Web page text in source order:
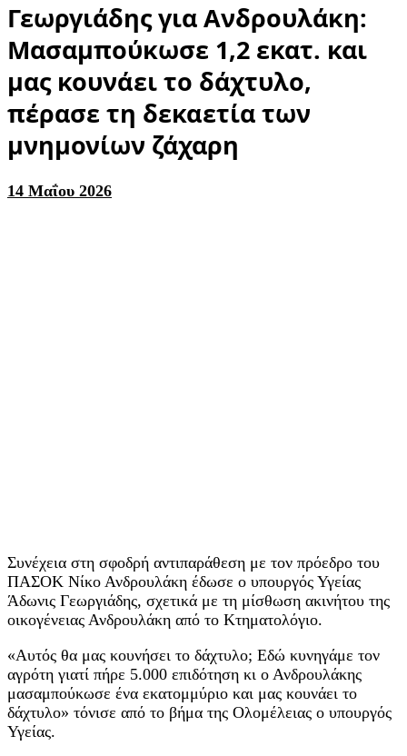
Γεωργιάδης για Ανδρουλάκη:
Μασαμπούκωσε 1,2 εκατ. και
μας κουνάει το δάχτυλο,
πέρασε τη δεκαετία των
μνημονίων ζάχαρη
14 Μαΐου 2026
Συνέχεια στη σφοδρή αντιπαράθεση με τον πρόεδρο του
ΠΑΣΟΚ Νίκο Ανδρουλάκη έδωσε ο υπουργός Υγείας
Άδωνις Γεωργιάδης, σχετικά με τη μίσθωση ακινήτου της
οικογένειας Ανδρουλάκη από το Κτηματολόγιο.
«Αυτός θα μας κουνήσει το δάχτυλο; Εδώ κυνηγάμε τον
αγρότη γιατί πήρε 5.000 επιδότηση κι ο Ανδρουλάκης
μασαμπούκωσε ένα εκατομμύριο και μας κουνάει το
δάχτυλο» τόνισε από το βήμα της Ολομέλειας ο υπουργός
Υγείας.